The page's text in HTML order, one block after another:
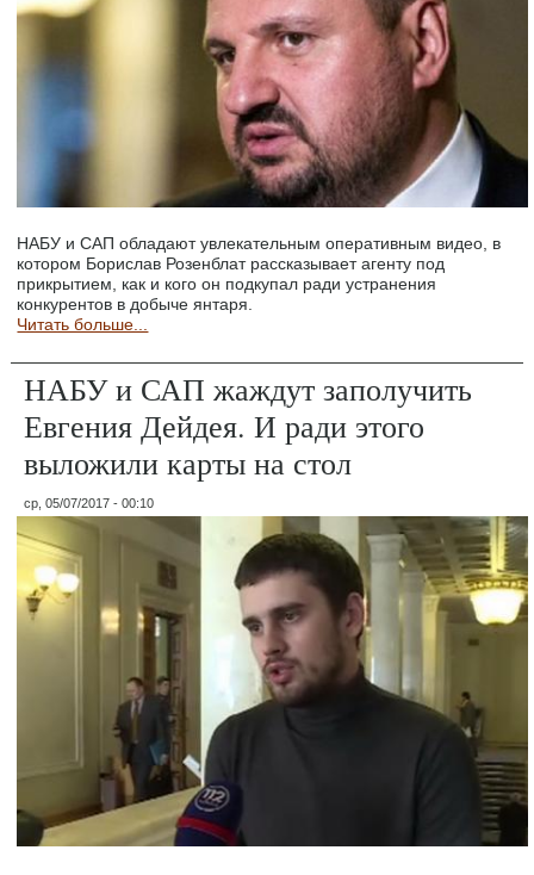
НАБУ и САП обладают увлекательным оперативным видео, в
котором Борислав Розенблат рассказывает агенту под
прикрытием, как и кого он подкупал ради устранения
конкурентов в добыче янтаря.
Читать больше...
НАБУ и САП жаждут заполучить
Евгения Дейдея. И ради этого
выложили карты на стол
ср, 05/07/2017 - 00:10